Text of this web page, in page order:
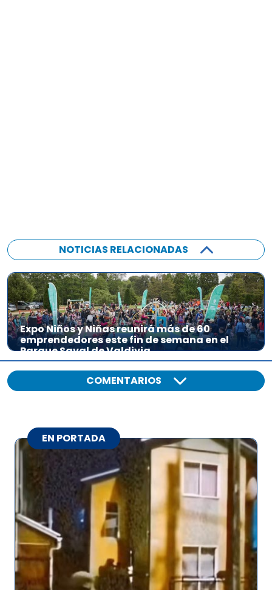
NOTICIAS RELACIONADAS
Expo Niños y Niñas reunirá más de 60
emprendedores este fin de semana en el
Parque Saval de Valdivia
COMENTARIOS
EN PORTADA